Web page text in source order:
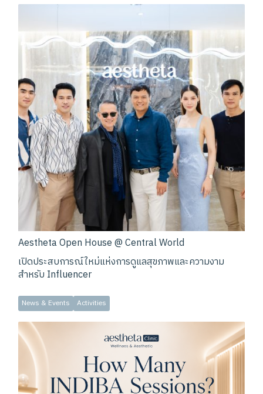
Aestheta Open House @ Central World
เปิดประสบการณ์ใหม่แห่งการดูแลสุขภาพและความงาม
สำหรับ Influencer
News & Events Activities